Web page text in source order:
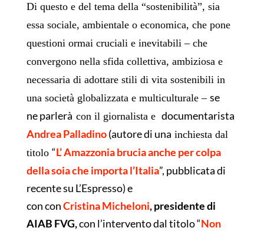
Di questo e del tema della “sostenibilità”, sia
essa sociale, ambientale o economica, che pone
questioni ormai cruciali e inevitabili – che
convergono nella sfida collettiva, ambiziosa e
necessaria di adottare stili di vita sostenibili in
una società globalizzata e multiculturale – se
ne parlerà con il giornalista e documentarista
Andrea Palladino(autore di una inchiesta dal
titolo “L’ Amazzonia brucia anche per colpa
della soia che importa l’Italia”, pubblicata di
recente su L’Espresso) e
con conCristina Micheloni, presidente di
AIAB FVG,con l’intervento dal titolo “Non